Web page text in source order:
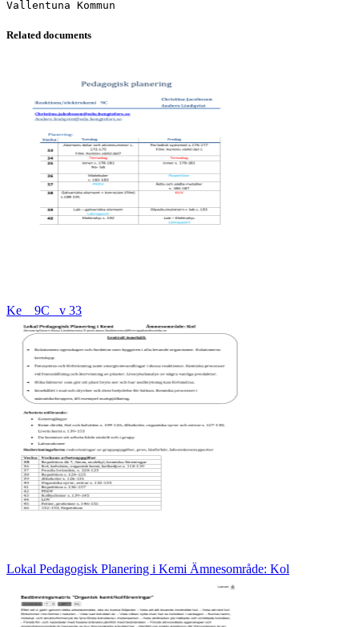
Related documents
Ke _ 9C_ v 33
Lokal Pedagogisk Planering i Kemi Ämnesområde: Kol